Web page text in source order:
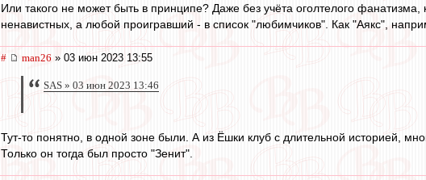
Или такого не может быть в принципе? Даже без учёта оголтелого
ненавистных, а любой проигравший - в список "любимчиков". Как "Аякс",
# man26 » 03 июн 2023 13:55
SAS » 03 июн 2023 13:46
Тут-то понятно, в одной зоне были. А из Ёшки клуб с длительной историей,
Только он тогда был просто "Зенит".